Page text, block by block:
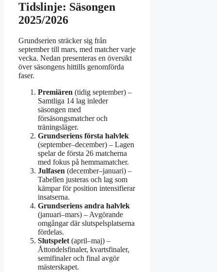
Tidslinje: Säsongen
2025/2026
Grundserien sträcker sig från
september till mars, med matcher varje
vecka. Nedan presenteras en översikt
över säsongens hittills genomförda
faser.
Premiären (tidig september) –
Samtliga 14 lag inleder
säsongen med
försäsongsmatcher och
träningsläger.
Grundseriens första halvlek
(september–december) – Lagen
spelar de första 26 matcherna
med fokus på hemmamatcher.
Julfasen (december–januari) –
Tabellen justeras och lag som
kämpar för position intensifierar
insatserna.
Grundseriens andra halvlek
(januari–mars) – Avgörande
omgångar där slutspelsplatserna
fördelas.
Slutspelet (april–maj) –
Åttondelsfinaler, kvartsfinaler,
semifinaler och final avgör
mästerskapet.